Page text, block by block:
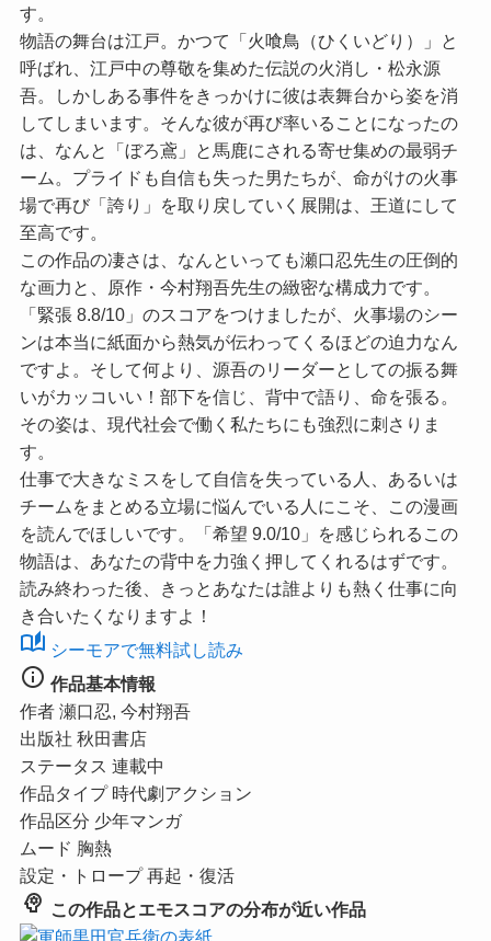
す。
物語の舞台は江戸。かつて「火喰鳥（ひくいどり）」と
呼ばれ、江戸中の尊敬を集めた伝説の火消し・松永源
吾。しかしある事件をきっかけに彼は表舞台から姿を消
してしまいます。そんな彼が再び率いることになったの
は、なんと「ぼろ鳶」と馬鹿にされる寄せ集めの最弱チ
ーム。プライドも自信も失った男たちが、命がけの火事
場で再び「誇り」を取り戻していく展開は、王道にして
至高です。
この作品の凄さは、なんといっても瀬口忍先生の圧倒的
な画力と、原作・今村翔吾先生の緻密な構成力です。
「緊張 8.8/10」 のスコアをつけましたが、火事場のシー
ンは本当に紙面から熱気が伝わってくるほどの迫力なん
ですよ。そして何より、源吾のリーダーとしての振る舞
いがカッコいい！部下を信じ、背中で語り、命を張る。
その姿は、現代社会で働く私たちにも強烈に刺さりま
す。
仕事で大きなミスをして自信を失っている人、あるいは
チームをまとめる立場に悩んでいる人にこそ、この漫画
を読んでほしいです。
「希望 9.0/10」
を感じられるこの
物語は、あなたの背中を力強く押してくれるはずです。
読み終わった後、きっとあなたは誰よりも熱く仕事に向
き合いたくなりますよ！
auto_stories シーモアで無料試し読み
info 作品基本情報
作者 瀬口忍, 今村翔吾
出版社 秋田書店
ステータス 連載中
作品タイプ 時代劇アクション
作品区分 少年マンガ
ムード 胸熱
設定・トロープ 再起・復活
psychology この作品とエモスコアの分布が近い作品